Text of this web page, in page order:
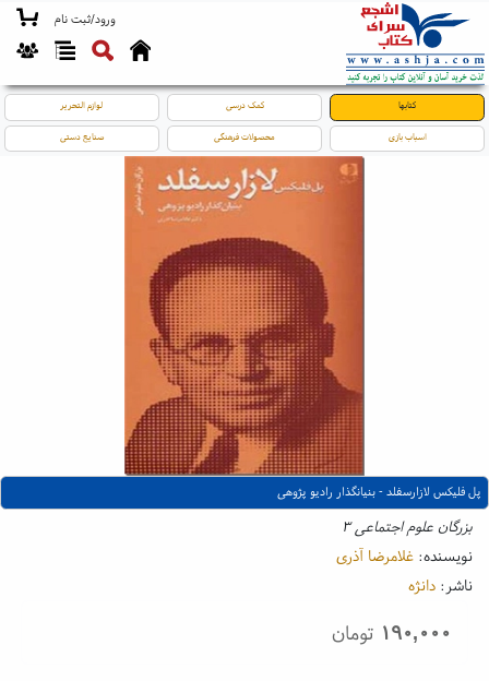
ورود/ثبت نام
کتابها کمک درسی لوازم التحریر
اسباب بازی محصولات فرهنگی صنایع دستی
پل فلیکس لازارسفلد - بنیانگذار رادیو پژوهی
بزرگان علوم اجتماعی ۳
نویسنده: غلامرضا آذری
ناشر: دانژه
۱۹۰,۰۰۰ تومان